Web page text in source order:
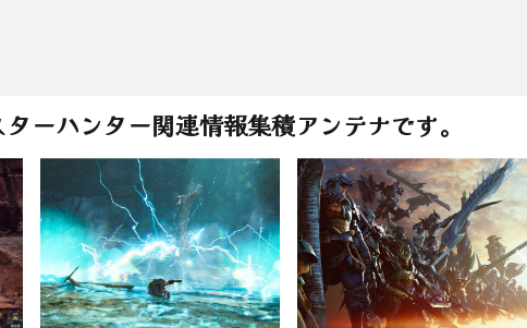
ーハンター関連情報集積アンテナです。